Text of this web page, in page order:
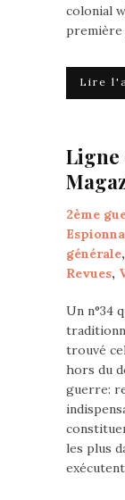
colonial
Lire
Ligne
2ème
générale,
Revues,
Un n°34
trouvé
hors du
guerre:
les plus